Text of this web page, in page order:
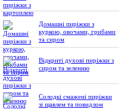
Домашні пиріжки з
куркою, овочами, грибами
та сиром
Відкриті духові пиріжки з
сиром та зеленню
Солодкі смажені пиріжки
зі щавлем та повидлом